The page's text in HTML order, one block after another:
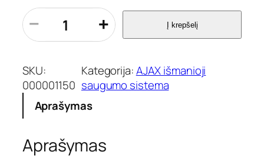
p
r
o
u
k
t
k
e
− + Į krepšelį
SKU:
000001150
Kategorija:AJAX išmanioji
saugumo sistema
Aprašymas
Aprašymas